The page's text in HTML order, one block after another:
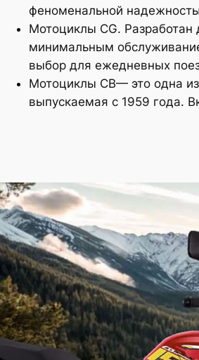
феноменальной
Мотоциклы CG.
минимальным
выбор для ежедневных
Мотоциклы CB— это одна
выпускаемая с 1959 года.